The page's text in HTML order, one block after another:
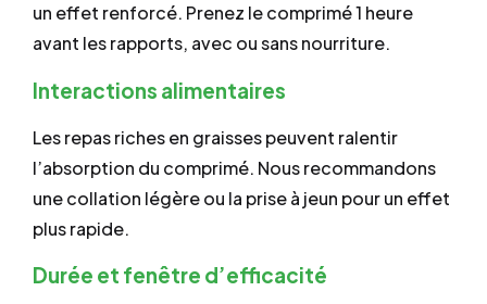
un effet renforcé. Prenez le comprimé 1 heure
avant les rapports, avec ou sans nourriture.
Interactions alimentaires
Les repas riches en graisses peuvent ralentir
l’absorption du comprimé. Nous recommandons
une collation légère ou la prise à jeun pour un effet
plus rapide.
Durée et fenêtre d’efficacité